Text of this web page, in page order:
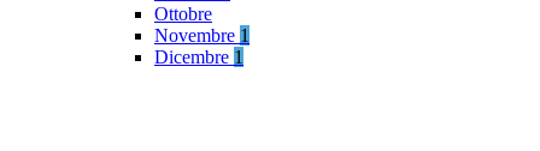
Ottobre
Novembre 1
Dicembre 1